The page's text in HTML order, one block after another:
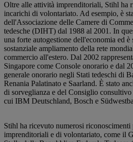
Oltre alle attività imprenditoriali, Stihl ha
incarichi di volontariato. Ad esempio, è
dell'Associazione delle Camere di
tedesche (DIHT) dal 1988 al 2001. In
una forte autogestione dell'economia ed è
sostanziale ampliamento della rete
commercio all'estero. Dal 2002
Singapore come Console onorario e dal
generale onorario negli Stati tedeschi di
Renania Palatinato e Saarland. È stato
di sorveglianza e del Consiglio consultivo
cui IBM Deutschland, Bosch e
Stihl ha ricevuto numerosi riconoscimenti
imprenditoriali e di volontariato, come il